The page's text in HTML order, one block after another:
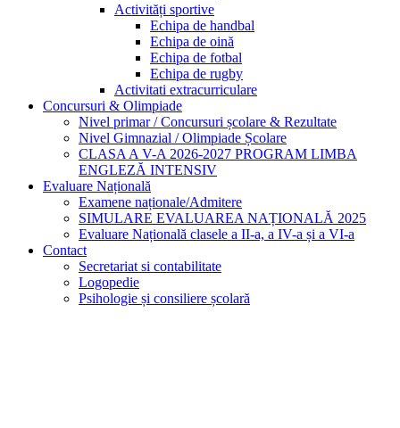
Activități sportive
Echipa de handbal
Echipa de oină
Echipa de fotbal
Echipa de rugby
Activitati extracurriculare
Concursuri & Olimpiade
Nivel primar / Concursuri școlare & Rezultate
Nivel Gimnazial / Olimpiade Școlare
CLASA A V-A 2026-2027 PROGRAM LIMBA
ENGLEZĂ INTENSIV
Evaluare Națională
Examene naționale/Admitere
SIMULARE EVALUAREA NAȚIONALĂ 2025
Evaluare Națională clasele a II-a, a IV-a și a VI-a
Contact
Secretariat si contabilitate
Logopedie
Psihologie și consiliere școlară